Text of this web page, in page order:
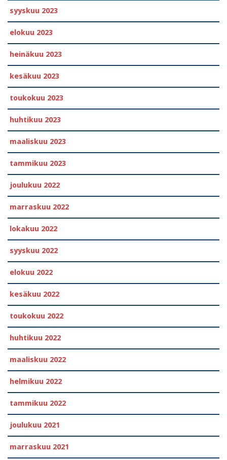
syyskuu 2023
elokuu 2023
heinäkuu 2023
kesäkuu 2023
toukokuu 2023
huhtikuu 2023
maaliskuu 2023
tammikuu 2023
joulukuu 2022
marraskuu 2022
lokakuu 2022
syyskuu 2022
elokuu 2022
kesäkuu 2022
toukokuu 2022
huhtikuu 2022
maaliskuu 2022
helmikuu 2022
tammikuu 2022
joulukuu 2021
marraskuu 2021